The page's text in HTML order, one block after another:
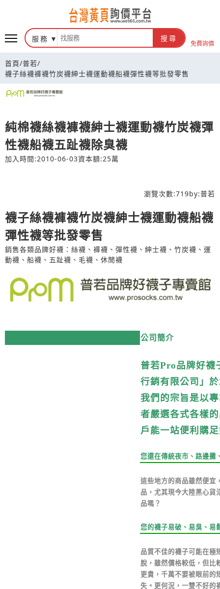
台灣黃頁詢價平台
服務 搜尋
免費詢價
首頁/普若/
襪子絲襪褲襪竹炭襪紳士襪運動襪船襪彈性襪等批發零售
純棉襪絲襪褲襪紳士襪運動襪竹炭襪彈
性襪船襪五趾襪除臭襪
加入時間:2010-06-03資本額:25萬
瀏覽次數:719by:普若
襪子絲襪褲襪竹炭襪紳士襪運動襪船襪
彈性襪等批發零售
銷售各類品牌好襪：絲襪、褲襪、彈性襪、紳士襪、竹炭襪、運
動襪、船襪、五趾襪、毛襪、休閒襪
公司簡介
普若Pro品牌好襪
行銷有限公司」
我們的宗旨是以
者嚴選各式各樣
戶能一站便利購
您還在傳統夜市、路邊攤
這些地方的商品雖然便宜
品，尤其現今大陸黑心貨
品嗎？
您的襪子易破、易臭、易
品質不佳的襪子可能在極
脫，雖然價格較低，但比
更貴，千萬不要被眼前的
失。更何況，一雙不好的